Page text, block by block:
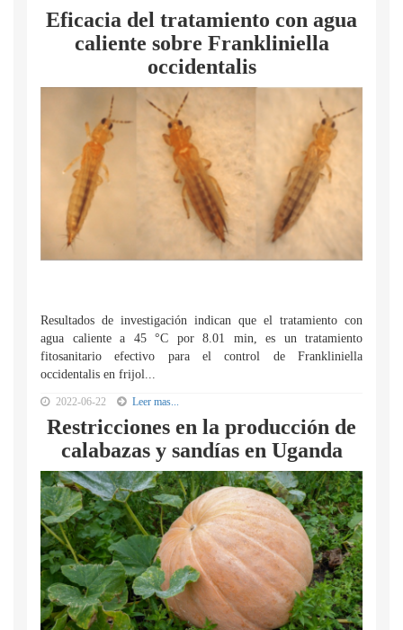
Eficacia del tratamiento con agua
caliente sobre Frankliniella
occidentalis
Resultados de investigación indican que el tratamiento con
agua caliente a 45 °C por 8.01 min, es un tratamiento
fitosanitario efectivo para el control de Frankliniella
occidentalis en frijol...
2022-06-22 Leer mas...
Restricciones en la producción de
calabazas y sandías en Uganda